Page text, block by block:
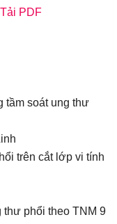
Tải PDF
tầm soát ung thư
trên cắt lớp vi tính
thư phổi theo TNM 9